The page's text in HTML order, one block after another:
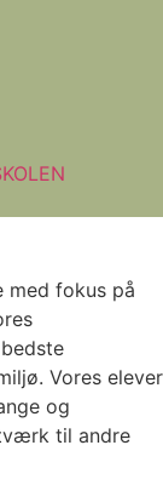
med fokus på
Vores elever
og
til andre